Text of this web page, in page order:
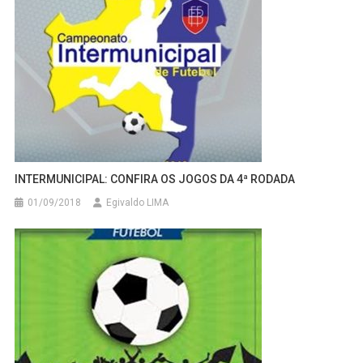
INTERMUNICIPAL: CONFIRA OS JOGOS DA 4ª RODADA
01/09/2018 Egivaldo LIMA